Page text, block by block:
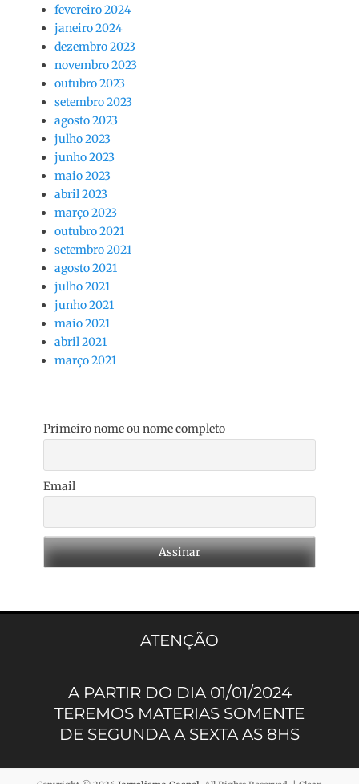
fevereiro 2024
janeiro 2024
dezembro 2023
novembro 2023
outubro 2023
setembro 2023
agosto 2023
julho 2023
junho 2023
maio 2023
abril 2023
março 2023
outubro 2021
setembro 2021
agosto 2021
julho 2021
junho 2021
maio 2021
abril 2021
março 2021
Primeiro nome ou nome completo
Email
ATENÇÃO
A PARTIR DO DIA 01/01/2024
TEREMOS MATERIAS SOMENTE
DE SEGUNDA A SEXTA AS 8HS